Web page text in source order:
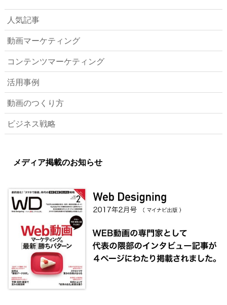
人気記事
動画マーケティング
コンテンツマーケティング
活用事例
動画のつくり方
ビジネス戦略
メディア掲載のお知らせ